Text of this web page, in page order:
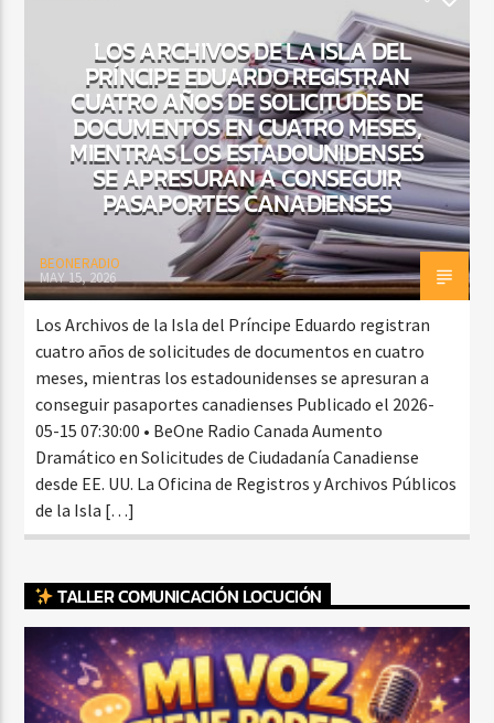
LOS ARCHIVOS DE LA ISLA DEL
PRÍNCIPE EDUARDO REGISTRAN
CUATRO AÑOS DE SOLICITUDES DE
DOCUMENTOS EN CUATRO MESES,
MIENTRAS LOS ESTADOUNIDENSES
SE APRESURAN A CONSEGUIR
PASAPORTES CANADIENSES
BEONERADIO
MAY 15, 2026
Los Archivos de la Isla del Príncipe Eduardo registran
cuatro años de solicitudes de documentos en cuatro
meses, mientras los estadounidenses se apresuran a
conseguir pasaportes canadienses Publicado el 2026-
05-15 07:30:00 • BeOne Radio Canada Aumento
Dramático en Solicitudes de Ciudadanía Canadiense
desde EE. UU. La Oficina de Registros y Archivos Públicos
de la Isla […]
TALLER COMUNICACIÓN LOCUCIÓN